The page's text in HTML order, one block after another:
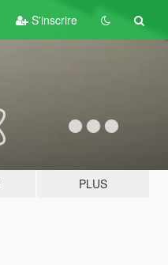
S'inscrire
PLUS